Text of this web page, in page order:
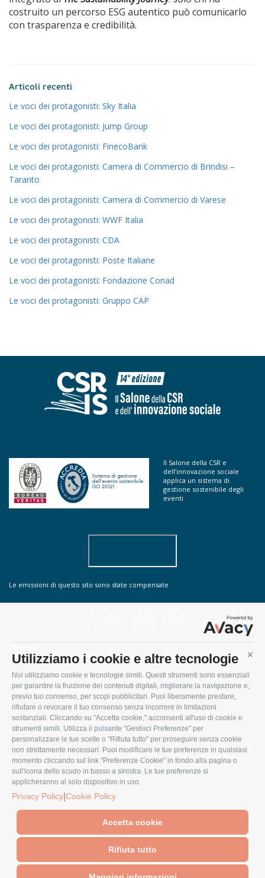
Utilizziamo i cookie e altre tecnologie
Noi utilizziamo cookie e tecnologie simili. Questi strumenti sono essenziali
per garantire la fruizione dei contenuti digitali, migliorare la navigazione e,
previo tuo consenso, per scopi pubblicitari. Puoi liberamente prestare,
rifiutare o revocare il tuo consenso senza incorrere in limitazioni
sostanziali. Cliccando su "Accetta cookie," acconsenti all'uso di cookie e
strumenti simili. Utilizza il pulsante "Gestisci Preferenze" per
personalizzare le tue scelte o "Rifiuta tutto" per proseguire senza cookie
non strettamente necessari. Puoi modificare le tue preferenze in qualsiasi
momento cliccando sul link "Preferenze Cookie" in fondo alla pagina o
sull'icona dello scudo in basso a sinistra. Le tue preferenze si
applicheranno al solo dispositivo in uso.
Privacy Policy Cookie Policy
Accetta cookie
Rifiuta tutto
costruito un percorso ESG autentico può comunicarlo
con trasparenza e credibilità.
Articoli recenti
Le voci dei protagonisti: Sky Italia
Le voci dei protagonisti: Jump Group
Le voci dei protagonisti: FinecoBank
Le voci dei protagonisti: Camera di Commercio di Brindisi –
Taranto
Le voci dei protagonisti: Camera di Commercio di Varese
Le voci dei protagonisti: WWF Italia
Le voci dei protagonisti: CDA
Le voci dei protagonisti: Poste Italiane
Le voci dei protagonisti: Fondazione Conad
Le voci dei protagonisti: Gruppo CAP
Il Salone della CSR e
dell’innovazione sociale
applica un sistema di
gestione sostenibile degli
eventi
Le emissioni di questo sito sono state compensate
sostenibilità
do you speak english?
privacy, cookie e termini di
utilizzo
© 2026 Il Salone della CSR e dell'innovazione sociale • Web design e